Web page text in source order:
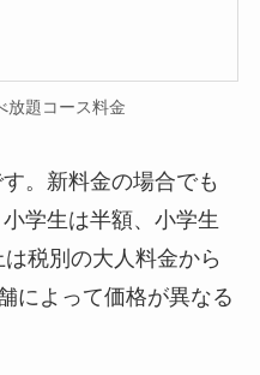
放題コース料金
。新料金の場合でも
学生は半額、小学生
税別の大人料金から
によって価格が異なる